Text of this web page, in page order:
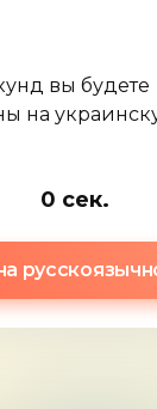
вы будете
на
-1 сек.